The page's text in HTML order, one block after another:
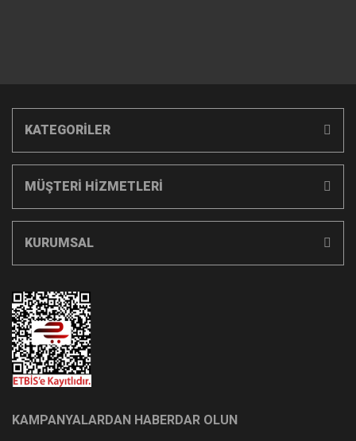
KATEGORİLER
MÜŞTERİ HİZMETLERİ
KURUMSAL
KAMPANYALARDAN HABERDAR OLUN